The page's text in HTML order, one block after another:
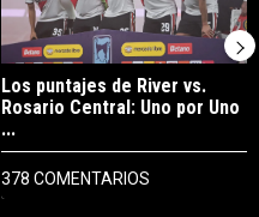
Los puntajes de River vs.
Rosario Central: Uno por Uno
...
378 COMENTARIOS